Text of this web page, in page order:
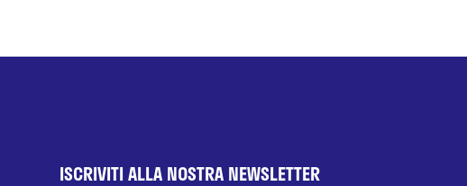
ISCRIVITI ALLA NOSTRA NEWSLETTER